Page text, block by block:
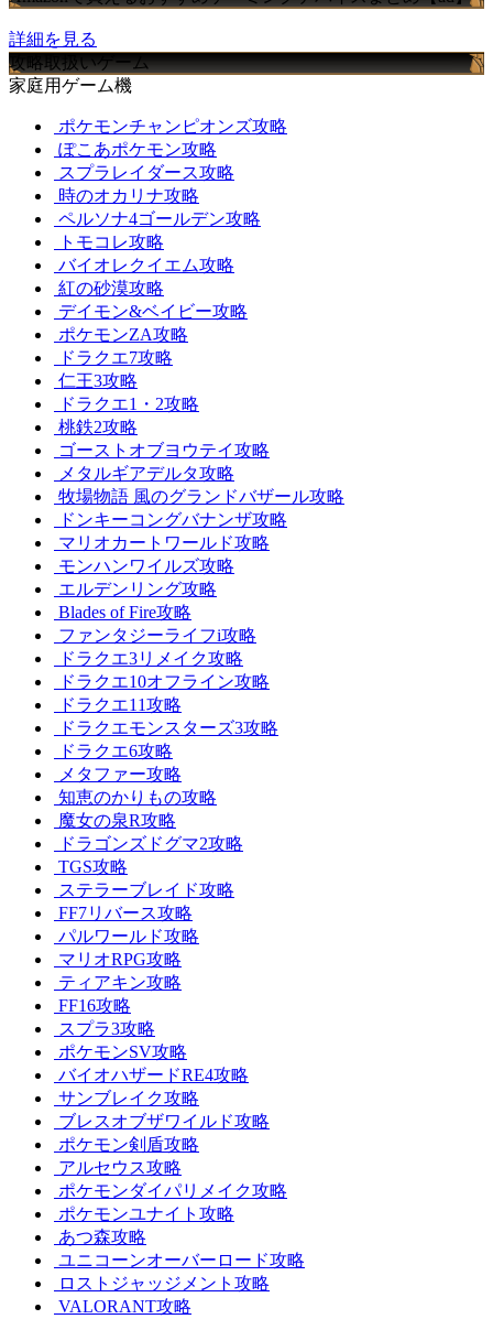
詳細を見る
攻略取扱いゲーム
家庭用ゲーム機
ポケモンチャンピオンズ攻略
ぽこあポケモン攻略
スプラレイダース攻略
時のオカリナ攻略
ペルソナ4ゴールデン攻略
トモコレ攻略
バイオレクイエム攻略
紅の砂漠攻略
デイモン&ベイビー攻略
ポケモンZA攻略
ドラクエ7攻略
仁王3攻略
ドラクエ1・2攻略
桃鉄2攻略
ゴーストオブヨウテイ攻略
メタルギアデルタ攻略
牧場物語 風のグランドバザール攻略
ドンキーコングバナンザ攻略
マリオカートワールド攻略
モンハンワイルズ攻略
エルデンリング攻略
Blades of Fire攻略
ファンタジーライフi攻略
ドラクエ3リメイク攻略
ドラクエ10オフライン攻略
ドラクエ11攻略
ドラクエモンスターズ3攻略
ドラクエ6攻略
メタファー攻略
知恵のかりもの攻略
魔女の泉R攻略
ドラゴンズドグマ2攻略
TGS攻略
ステラーブレイド攻略
FF7リバース攻略
パルワールド攻略
マリオRPG攻略
ティアキン攻略
FF16攻略
スプラ3攻略
ポケモンSV攻略
バイオハザードRE4攻略
サンブレイク攻略
ブレスオブザワイルド攻略
ポケモン剣盾攻略
アルセウス攻略
ポケモンダイパリメイク攻略
ポケモンユナイト攻略
あつ森攻略
ユニコーンオーバーロード攻略
ロストジャッジメント攻略
VALORANT攻略